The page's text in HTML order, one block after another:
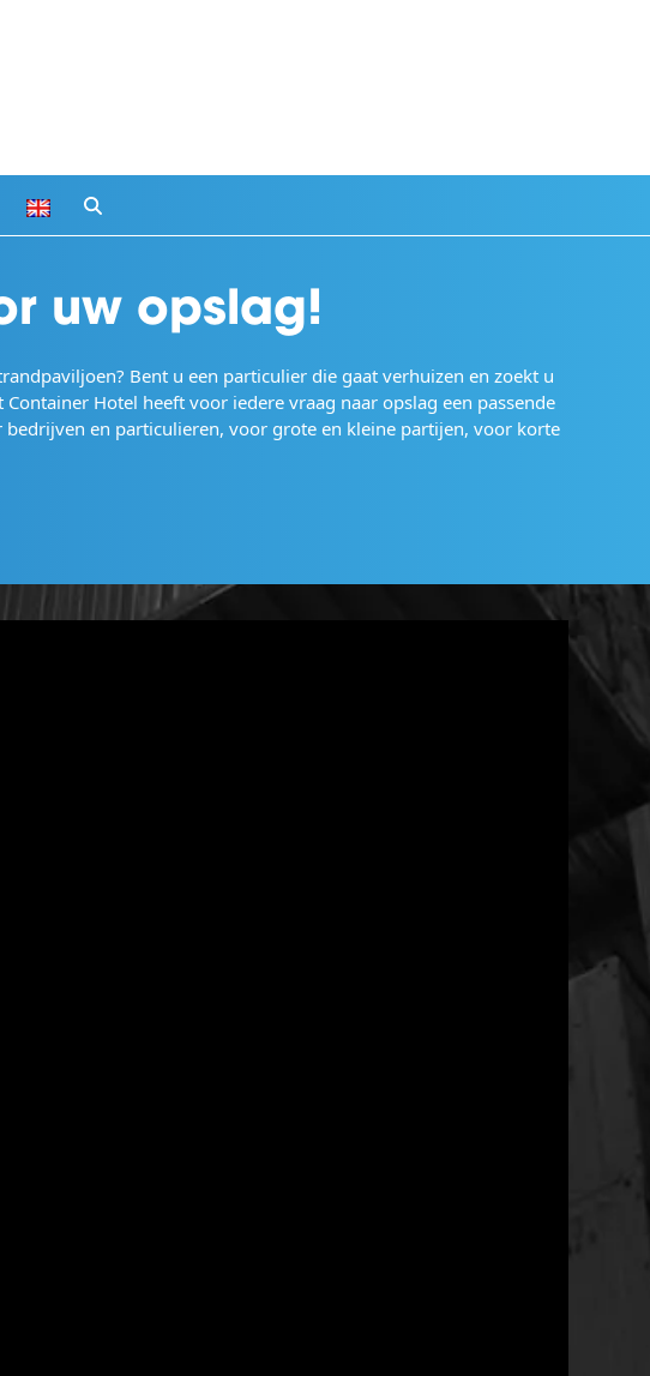
uw opslag!
Bent u een particulier die gaat verhuizen en zoekt u
Hotel heeft voor iedere vraag naar opslag een passende
en particulieren, voor grote en kleine partijen, voor korte